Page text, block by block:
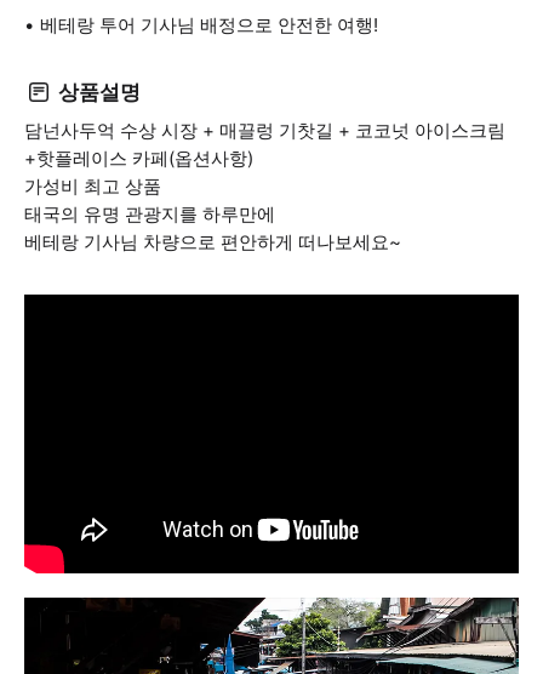
베테랑 투어 기사님 배정으로 안전한 여행!
상품설명
담넌사두억 수상 시장 + 매끌렁 기찻길 + 코코넛 아이스크림
+핫플레이스 카페(옵션사항)
가성비 최고 상품
태국의 유명 관광지를 하루만에
베테랑 기사님 차량으로 편안하게 떠나보세요~